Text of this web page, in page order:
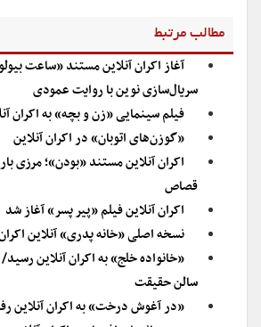
مطالب مرتبط
آغاز اکران آنلاین مستند «ساعت
سریال‌سازی نوین با روایت عمودی
فیلم سینمایی «زن و بچه» به اکران
«گوزن‌های اتوبان» در اکران آنلاین
اکران آنلاین مستند «بودن»؛ مرزی
قصاص
اکران آنلاین فیلم «پیر پسر» آغاز شد
نسخه اصلی «خانه پدری» آنلاین
سالن حقیقت
«در آغوش درخت» به اکران آنلاین